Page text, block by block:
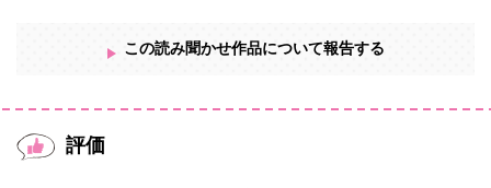
この読み聞かせ作品について報告する
評価